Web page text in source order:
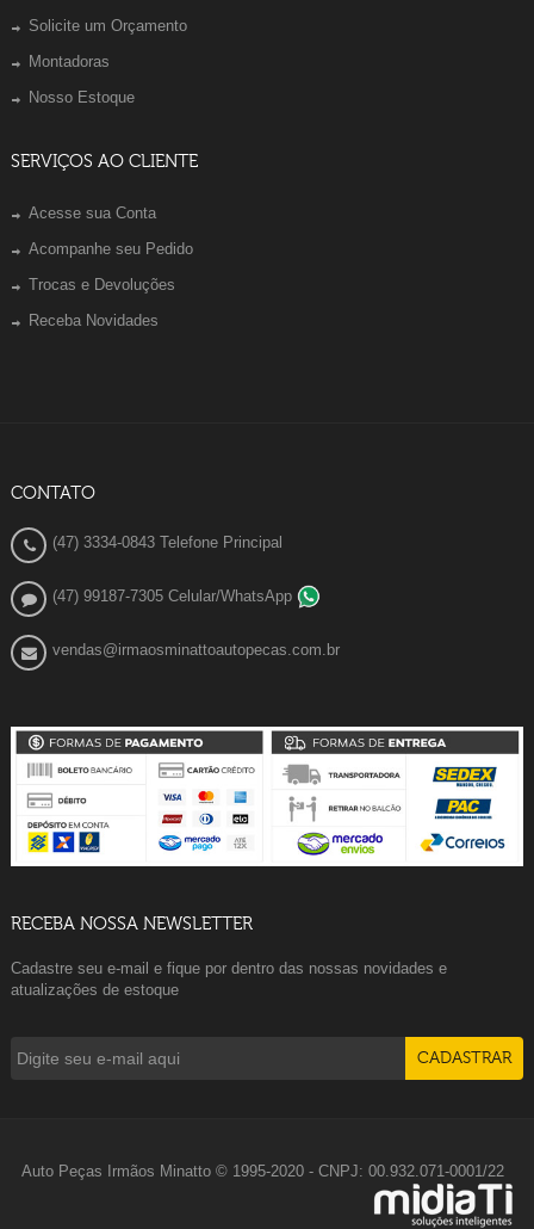
Solicite um Orçamento
Montadoras
Nosso Estoque
SERVIÇOS AO CLIENTE
Acesse sua Conta
Acompanhe seu Pedido
Trocas e Devoluções
Receba Novidades
CONTATO
(47) 3334-0843 Telefone Principal
(47) 99187-7305 Celular/WhatsApp
vendas@irmaosminattoautopecas.com.br
RECEBA NOSSA NEWSLETTER
Cadastre seu e-mail e fique por dentro das nossas novidades e
atualizações de estoque
Auto Peças Irmãos Minatto © 1995-2020 - CNPJ: 00.932.071-0001/22